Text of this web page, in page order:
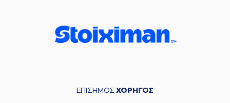
ΕΠΙΣΗΜΟΣ ΧΟΡΗΓΟΣ